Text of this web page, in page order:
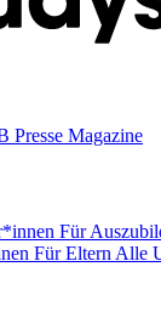
Presse Magazine
Für
Für Eltern Alle